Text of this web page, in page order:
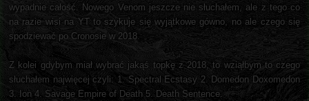
wypadnie całość. Nowego Venom jeszcze nie słuchałem, ale z tego co
na razie wisi na YT to szykuje się wyjątkowe gówno, no ale czego się
spodziewać po Cronosie w 2018.
Z kolei gdybym miał wybrać jakąś topkę z 2018, to wziąłbym to czego
słuchałem najwięcej czyli: 1. Spectral Ecstasy 2. Domedon Doxomedon
3. Ion 4. Savage Empire of Death 5. Death Sentence.